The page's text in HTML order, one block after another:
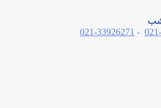
-
33926271-021